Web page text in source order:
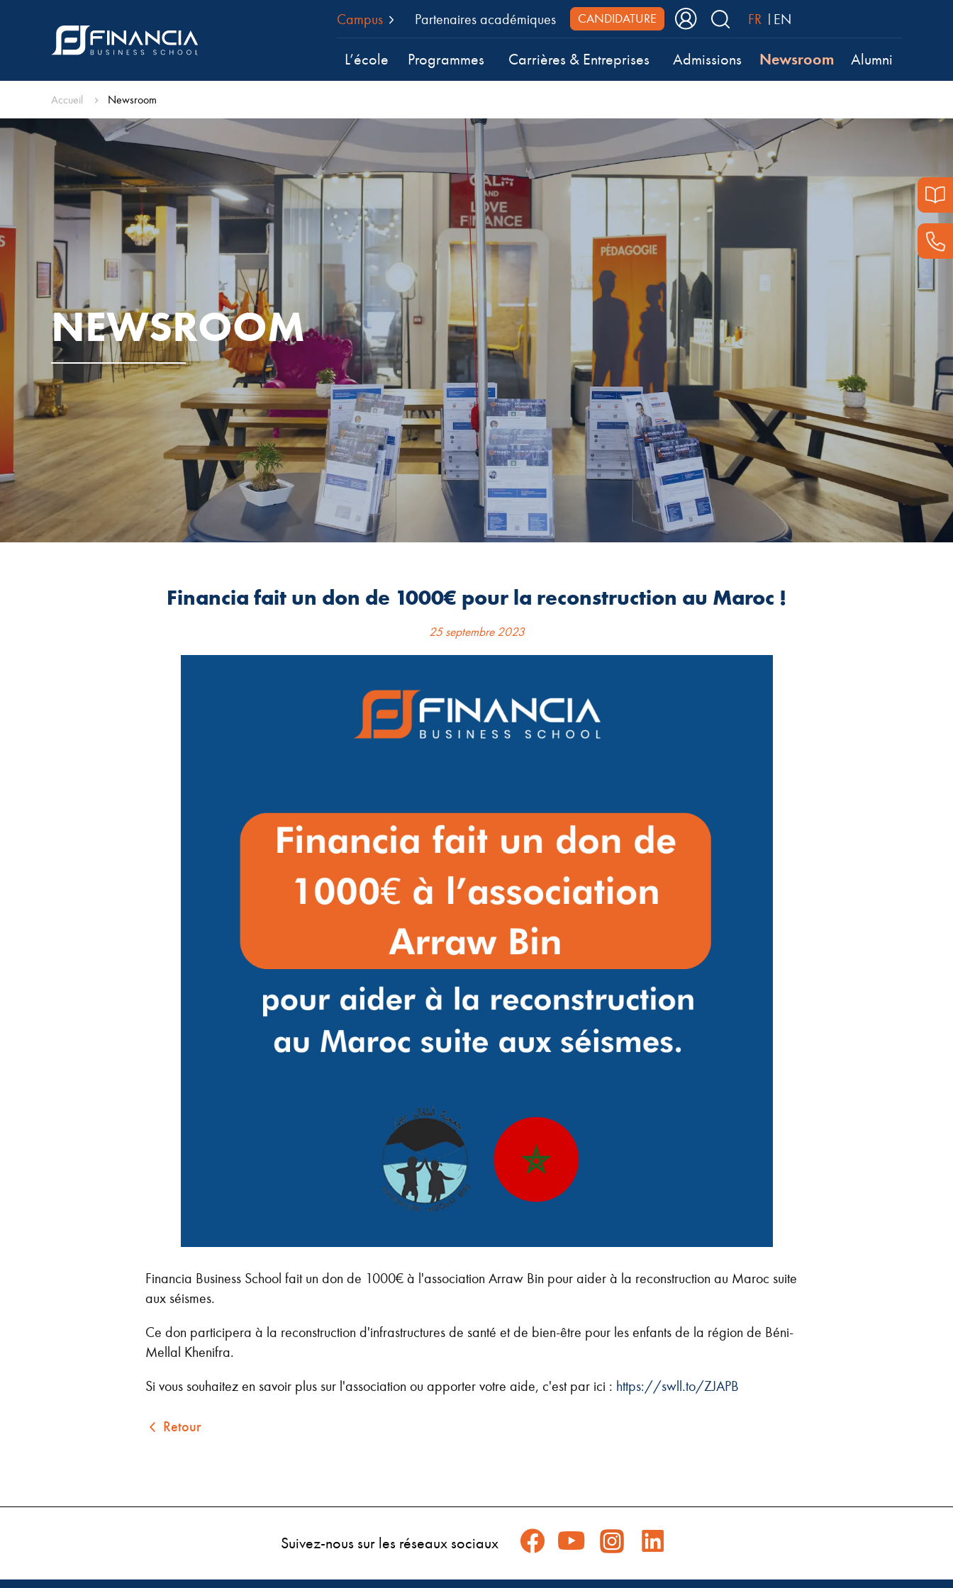
Campus Partenaires académiques CANDIDATURE FR EN
L’école Programmes Carrières & Entreprises Admissions Newsroom Alumni
Accueil Newsroom
NEWSROOM
Financia fait un don de 1000€ pour la reconstruction au Maroc !
25 septembre 2023
Financia Business School fait un don de 1000€ à l'association Arraw Bin pour aider à la reconstruction au Maroc suite
aux séismes.
Ce don participera à la reconstruction d'infrastructures de santé et de bien-être pour les enfants de la région de Béni-
Mellal Khenifra.
Si vous souhaitez en savoir plus sur l'association ou apporter votre aide, c'est par ici : https://swll.to/ZJAPB
Retour
Suivez-nous sur les réseaux sociaux